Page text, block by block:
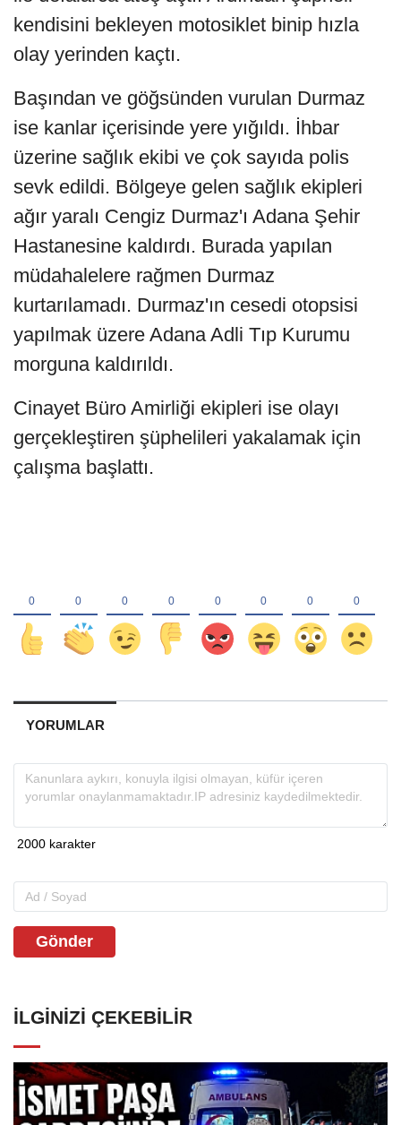
kendisini bekleyen motosiklet binip hızla
olay yerinden kaçtı.
Başından ve göğsünden vurulan Durmaz
ise kanlar içerisinde yere yığıldı. İhbar
üzerine sağlık ekibi ve çok sayıda polis
sevk edildi. Bölgeye gelen sağlık ekipleri
ağır yaralı Cengiz Durmaz'ı Adana Şehir
Hastanesine kaldırdı. Burada yapılan
müdahalelere rağmen Durmaz
kurtarılamadı. Durmaz'ın cesedi otopsisi
yapılmak üzere Adana Adli Tıp Kurumu
morguna kaldırıldı.
Cinayet Büro Amirliği ekipleri ise olayı
gerçekleştiren şüphelileri yakalamak için
çalışma başlattı.
YORUMLAR
Gönder
İLGINIZI ÇEKEBILIR